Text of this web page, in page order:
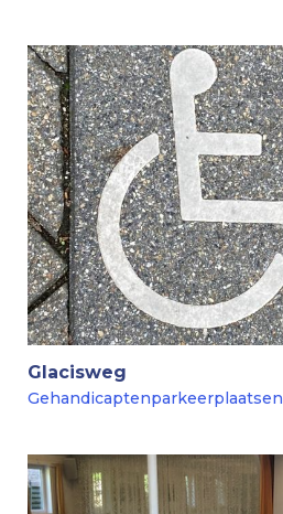
Glacisweg
Gehandicaptenparkeerplaatsen